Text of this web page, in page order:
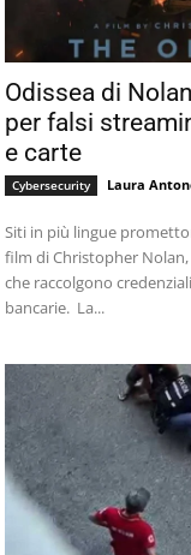
Odissea di
per falsi
e carte
Cybersecurity Laura
Siti in più lingue
film di Christopher
che raccolgono
bancarie. La...